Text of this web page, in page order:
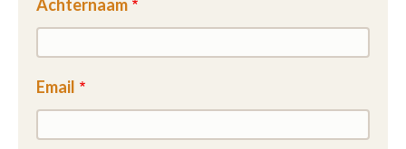
Achternaam
Email